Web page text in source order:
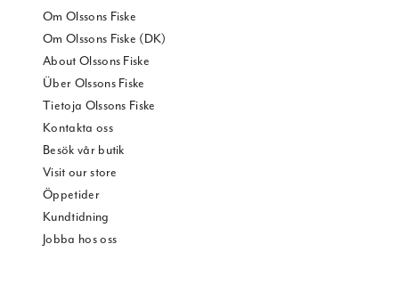
Om Olssons Fiske
Om Olssons Fiske (DK)
About Olssons Fiske
Über Olssons Fiske
Tietoja Olssons Fiske
Kontakta oss
Besök vår butik
Visit our store
Öppetider
Kundtidning
Jobba hos oss